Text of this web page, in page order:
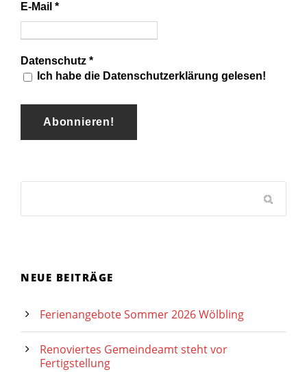
E-Mail *
Datenschutz *
Ich habe die Datenschutzerklärung gelesen!
NEUE BEITRÄGE
Ferienangebote Sommer 2026 Wölbling
Renoviertes Gemeindeamt steht vor
Fertigstellung